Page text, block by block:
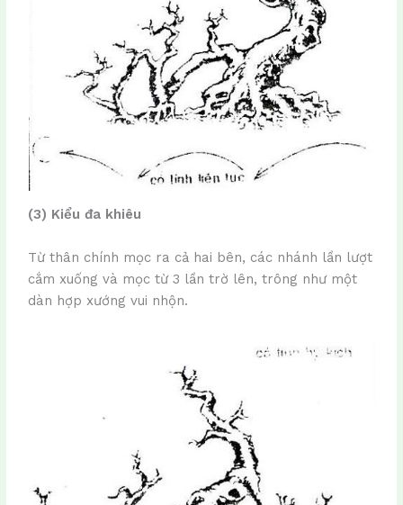
(3) Kiểu đa khiêu
Từ thân chính mọc ra cả hai bên, các nhánh lần lượt
cắm xuống và mọc từ 3 lần trờ lên, trông như một
dàn hợp xướng vui nhộn.